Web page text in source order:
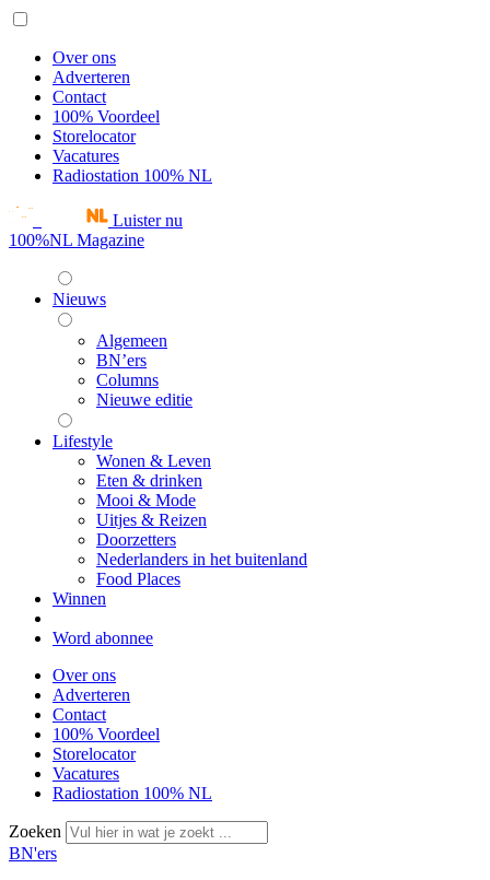
Over ons
Adverteren
Contact
100% Voordeel
Storelocator
Vacatures
Radiostation 100% NL
Luister nu
100%NL Magazine
Nieuws
Algemeen
BN’ers
Columns
Nieuwe editie
Lifestyle
Wonen & Leven
Eten & drinken
Mooi & Mode
Uitjes & Reizen
Doorzetters
Nederlanders in het buitenland
Food Places
Winnen
Word abonnee
Over ons
Adverteren
Contact
100% Voordeel
Storelocator
Vacatures
Radiostation 100% NL
Zoeken
BN'ers